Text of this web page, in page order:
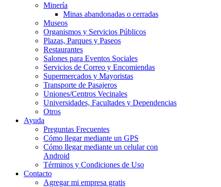
Minería
Minas abandonadas o cerradas
Museos
Organismos y Servicios Públicos
Plazas, Parques y Paseos
Restaurantes
Salones para Eventos Sociales
Servicios de Correo y Encomiendas
Supermercados y Mayoristas
Transporte de Pasajeros
Uniones/Centros Vecinales
Universidades, Facultades y Dependencias
Otros
Ayuda
Preguntas Frecuentes
Cómo llegar mediante un GPS
Cómo llegar mediante un celular con
Android
Términos y Condiciones de Uso
Contacto
Agregar mi empresa gratis